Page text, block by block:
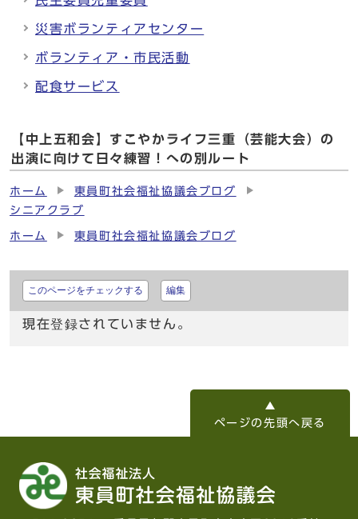
災害ボランティアセンター
ボランティア・市民活動
配食サービス
【中上五和会】すこやかライフ三重（芸能大会）の
出演に向けて日々練習！への別ルート
ホーム
東員町社会福祉協議会ブログ
シニアクラブ
ホーム 東員町社会福祉協議会ブログ
このページをチェックする 編集
現在登録されていません。
ページの先頭へ戻る